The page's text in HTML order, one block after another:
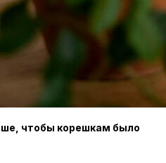
чтобы корешкам было